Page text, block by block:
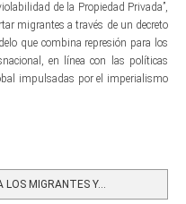
de la Propiedad Privada”,
migrantes a través de un decreto
que combina represión para los
en línea con las políticas
impulsadas por el imperialismo
LOS MIGRANTES Y...